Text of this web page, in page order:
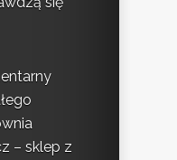
– sklep z